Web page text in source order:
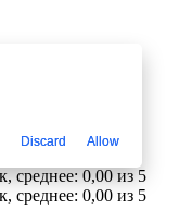
Discard Allow